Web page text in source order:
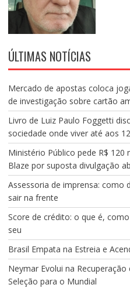
ÚLTIMAS NOTÍCIAS
Mercado de apostas coloca
de investigação sobre cartão
Livro de Luiz Paulo Foggetti
sociedade onde viver até aos
Ministério Público pede R$ 120
Blaze por suposta divulgação
Assessoria de imprensa: como
sair na frente
Score de crédito: o que é,
seu
Brasil Empata na Estreia e
Neymar Evolui na
Seleção para o Mundial